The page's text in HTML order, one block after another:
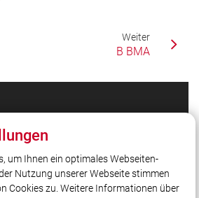
Weiter
B BMA
um Ihnen ein optimales Webseiten-
Nutzung unserer Webseite stimmen
Cookies zu. Weitere Informationen über